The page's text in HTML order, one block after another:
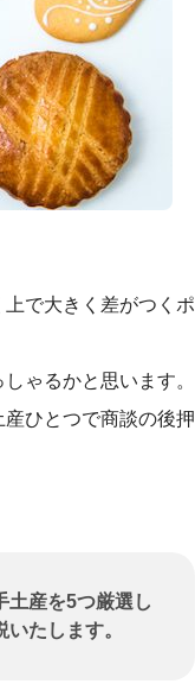
で大きく差がつくポ
ゃるかと思います。
ひとつで商談の後押
土産を5つ厳選し
たします。